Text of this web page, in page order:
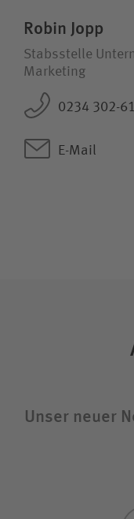
Robin Jopp
Stabsstelle
Marketing
0234 302-
E-Mail
Unser neuer